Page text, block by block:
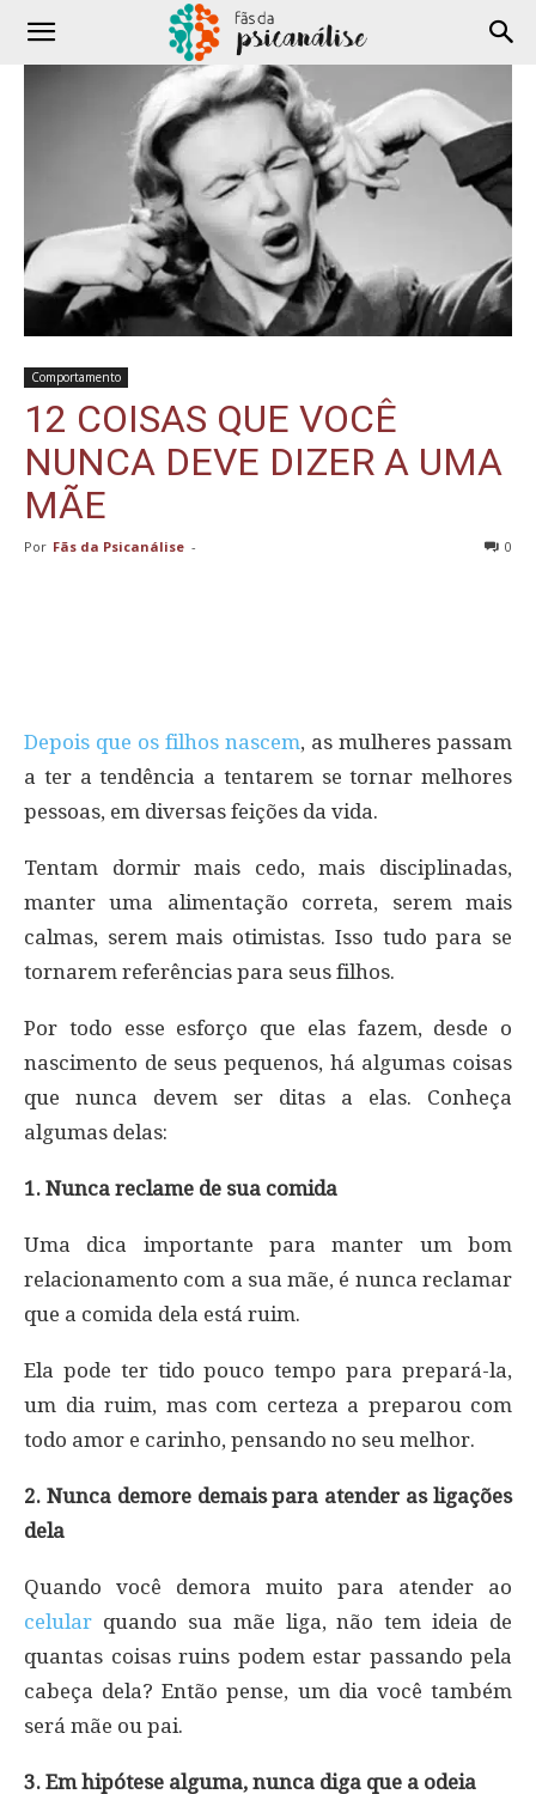
Comportamento
12 COISAS QUE VOCÊ
NUNCA DEVE DIZER A UMA
MÃE
Por Fãs da Psicanálise - 0
Depois que os filhos nascem, as mulheres passam
a ter a tendência a tentarem se tornar melhores
pessoas, em diversas feições da vida.
Tentam dormir mais cedo, mais disciplinadas,
manter uma alimentação correta, serem mais
calmas, serem mais otimistas. Isso tudo para se
tornarem referências para seus filhos.
Por todo esse esforço que elas fazem, desde o
nascimento de seus pequenos, há algumas coisas
que nunca devem ser ditas a elas. Conheça
algumas delas:
1. Nunca reclame de sua comida
Uma dica importante para manter um bom
relacionamento com a sua mãe, é nunca reclamar
que a comida dela está ruim.
Ela pode ter tido pouco tempo para prepará-la,
um dia ruim, mas com certeza a preparou com
todo amor e carinho, pensando no seu melhor.
2. Nunca demore demais para atender as ligações
dela
Quando você demora muito para atender ao
celular quando sua mãe liga, não tem ideia de
quantas coisas ruins podem estar passando pela
cabeça dela? Então pense, um dia você também
será mãe ou pai.
3. Em hipótese alguma, nunca diga que a odeia